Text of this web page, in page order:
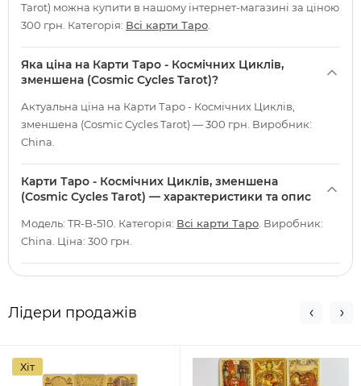
Tarot) можна купити в нашому інтернет-магазині за ціною
300 грн. Категорія: Всі карти Таро
Яка ціна на Карти Таро - Космічних Циклів,
зменшена (Cosmic Cycles Tarot)?
Актуальна ціна на Карти Таро - Космічних Циклів,
зменшена (Cosmic Cycles Tarot) — 300 грн. Виробник:
China.
Карти Таро - Космічних Циклів, зменшена
(Cosmic Cycles Tarot) — характеристики та опис
Модель: TR-B-510. Категорія: Всі карти Таро . Виробник:
China. Ціна: 300 грн.
Лідери продажів
Хіт